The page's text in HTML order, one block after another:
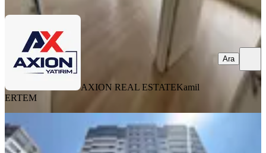
AXION REAL ESTATEKamil
ERTEM
Ara
Yenimahalle Zirveden Batı Sitesi'nde
4.5+1 Satılık Lüks Daire